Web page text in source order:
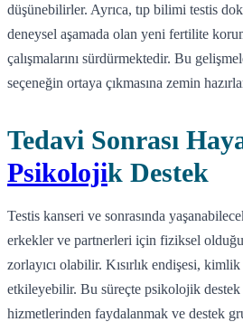
düşünebilirler. Ayrıca, tıp bilimi testis
deneysel aşamada olan yeni fertilite
çalışmalarını sürdürmektedir. Bu
seçeneğin ortaya çıkmasına zemin
Tedavi Sonrası
Psikolojik Destek
Testis kanseri ve sonrasında
erkekler ve partnerleri için fiziksel
zorlayıcı olabilir. Kısırlık endişesi, kimlik
etkileyebilir. Bu süreçte psikolojik destek
hizmetlerinden faydalanmak ve destek